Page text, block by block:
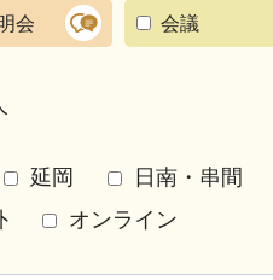
会 会議
延岡 日南・串間
オンライン